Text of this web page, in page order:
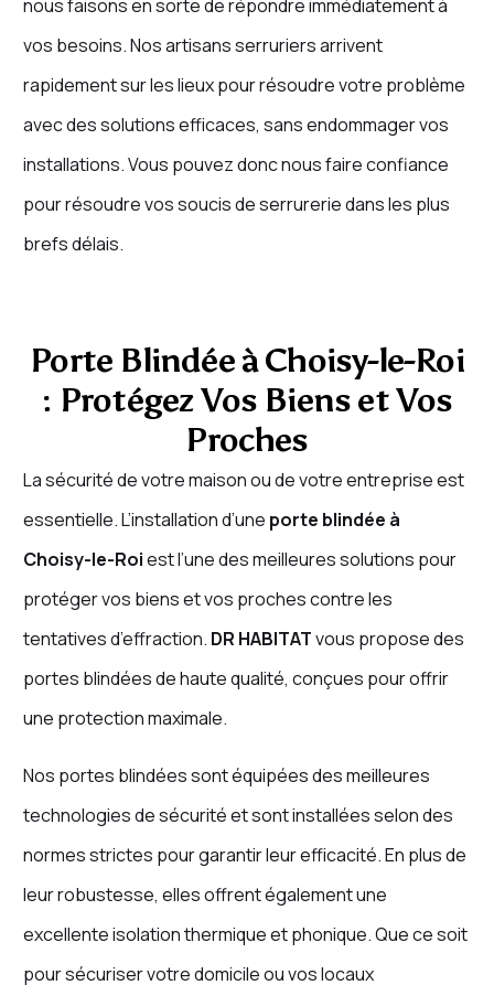
nous faisons en sorte de répondre immédiatement à
vos besoins. Nos artisans serruriers arrivent
rapidement sur les lieux pour résoudre votre problème
avec des solutions efficaces, sans endommager vos
installations. Vous pouvez donc nous faire confiance
pour résoudre vos soucis de serrurerie dans les plus
brefs délais.
Porte Blindée à Choisy-le-Roi
: Protégez Vos Biens et Vos
Proches
La sécurité de votre maison ou de votre entreprise est
essentielle. L’installation d’une porte blindée à
Choisy-le-Roiest l’une des meilleures solutions pour
protéger vos biens et vos proches contre les
tentatives d’effraction. DR HABITATvous propose des
portes blindées de haute qualité, conçues pour offrir
une protection maximale.
Nos portes blindées sont équipées des meilleures
technologies de sécurité et sont installées selon des
normes strictes pour garantir leur efficacité. En plus de
leur robustesse, elles offrent également une
excellente isolation thermique et phonique. Que ce soit
pour sécuriser votre domicile ou vos locaux